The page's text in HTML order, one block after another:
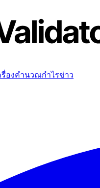
รื่องคำนวณกำไรข่าว